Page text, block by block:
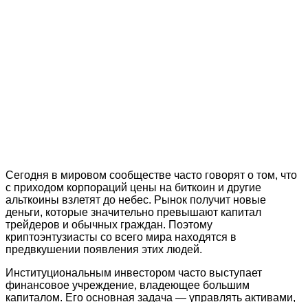
Сегодня в мировом сообществе часто говорят о том, что
с приходом корпораций цены на биткоин и другие
альткоины взлетят до небес. Рынок получит новые
деньги, которые значительно превышают капитал
трейдеров и обычных граждан. Поэтому
криптоэнтузиасты со всего мира находятся в
предвкушении появления этих людей.
Институциональным инвестором часто выступает
финансовое учреждение, владеющее большим
капиталом. Его основная задача — управлять активами,